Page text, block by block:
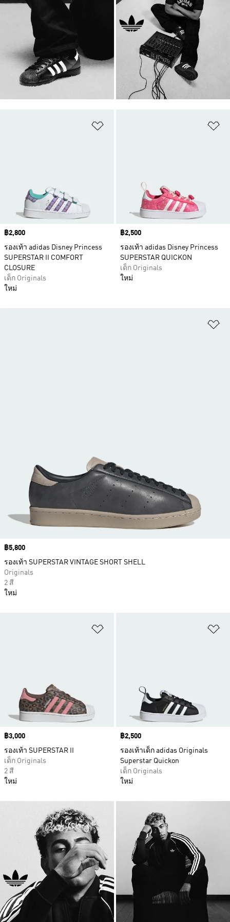
Price
฿2,800
รองเท้า adidas Disney Princess
SUPERSTAR II COMFORT
CLOSURE
เด็ก Originals
ใหม่
Price
฿2,500
รองเท้า adidas Disney Princess
SUPERSTAR QUICKON
เด็ก Originals
ใหม่
Price
฿3,000
รองเท้า SUPERSTAR II
เด็ก Originals
2 สี
ใหม่
Price
฿2,500
รองเท้าเด็ก adidas Originals
Superstar Quickon
เด็ก Originals
ใหม่
Price
฿5,800
รองเท้า SUPERSTAR VINTAGE SHORT SHELL
Originals
2 สี
ใหม่